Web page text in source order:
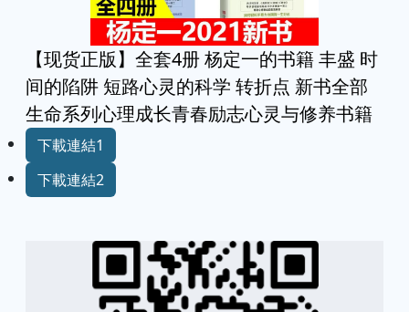
【现货正版】全套4册 杨定一的书籍 丰盛 时
间的陷阱 短路心灵的科学 转折点 新书全部
生命系列心理成长青春励志心灵与修养书籍
下載連結1
下載連結2